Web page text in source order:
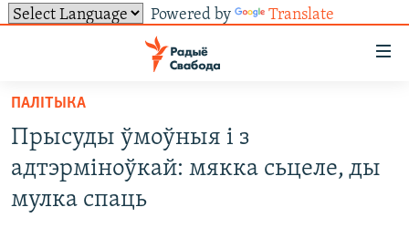
Powered by Translate
ўнівэрсальнага
доступу
Перайсьці
да
галоўнага
зьместу
Перайсьці
УСЕ НАВІНЫ
ТОЛЬКІ НА СВАБОДЗЕ
СУВЯЗЬ
ПАЛІТЫКА
Прысуды ўмоўныя і з
адтэрміноўкай: мякка сьцеле, ды
мулка спаць